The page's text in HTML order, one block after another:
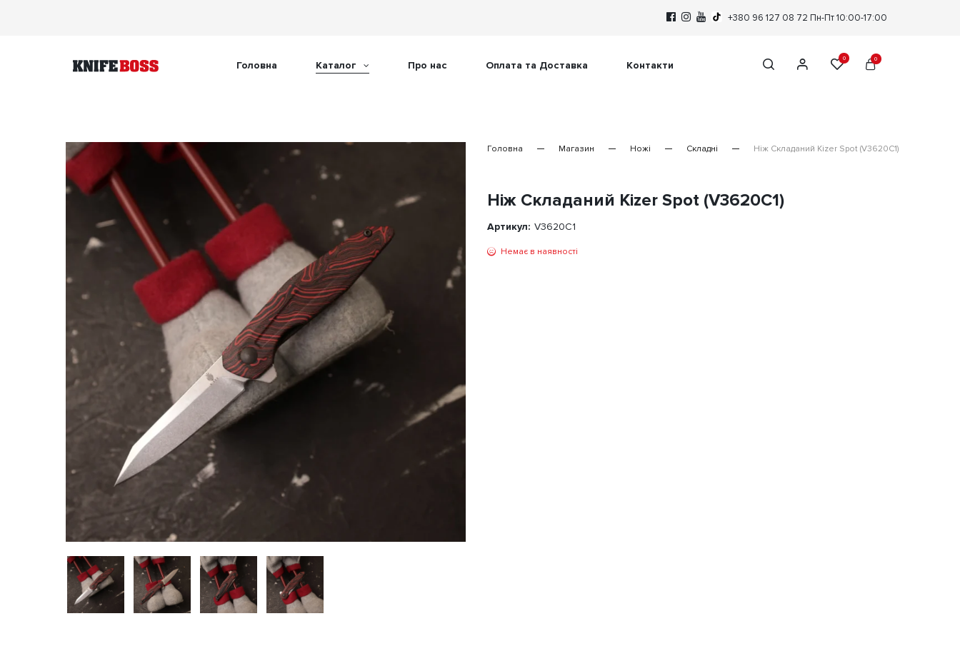
+380 96 127 08 72 Пн-Пт 10:00-17:00
Головна Каталог Про нас Оплата та Доставка Контакти
0 0
Головна Магазин Ножі Складні Ніж Складаний Kizer Spot (V3620C1)
Ніж Складаний Kizer Spot (V3620C1)
Артикул: V3620C1
Немає в наявності